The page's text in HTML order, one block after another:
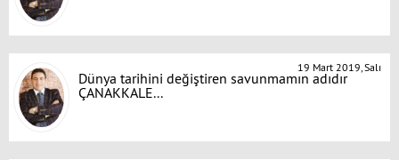
Dünya tarihini değiştiren savunmamın adıdır
ÇANAKKALE...
19 Mart 2019, Salı